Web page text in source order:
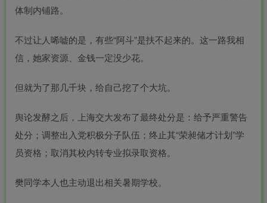
体制内铺路。
不过让人唏嘘的是，有些“阿斗”是扶不起来的。这一路我相
信，她家资源、金钱一定没少花。
但就为了那几千块，给自己挖了个大坑。
舆论发酵之后，上海交大发布了最终处分是：给予严重警告
处分；调整出入党积极分子队伍；终止其“荣昶储才计划”学
员资格；取消其校内转专业拟录取资格。
樊同学本人也主动退出相关暑期学校。